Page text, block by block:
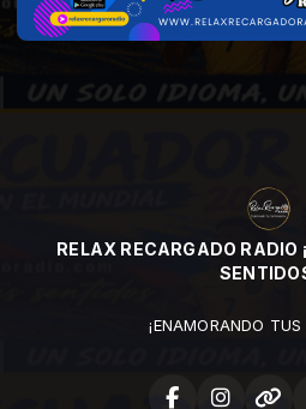
RELAX RECARGADO RADIO
¡ENAMORANDO TUS